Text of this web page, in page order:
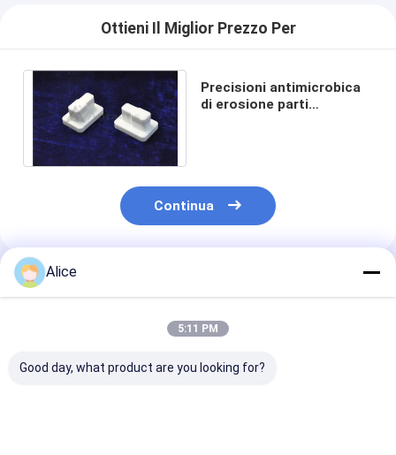
Ottieni Il Miglior Prezzo Per
Precisioni antimicrobica
di erosione parti
Continua
Prodotti Raccomandati
Alice
5:11 PM
Good day, what product are you looking for?